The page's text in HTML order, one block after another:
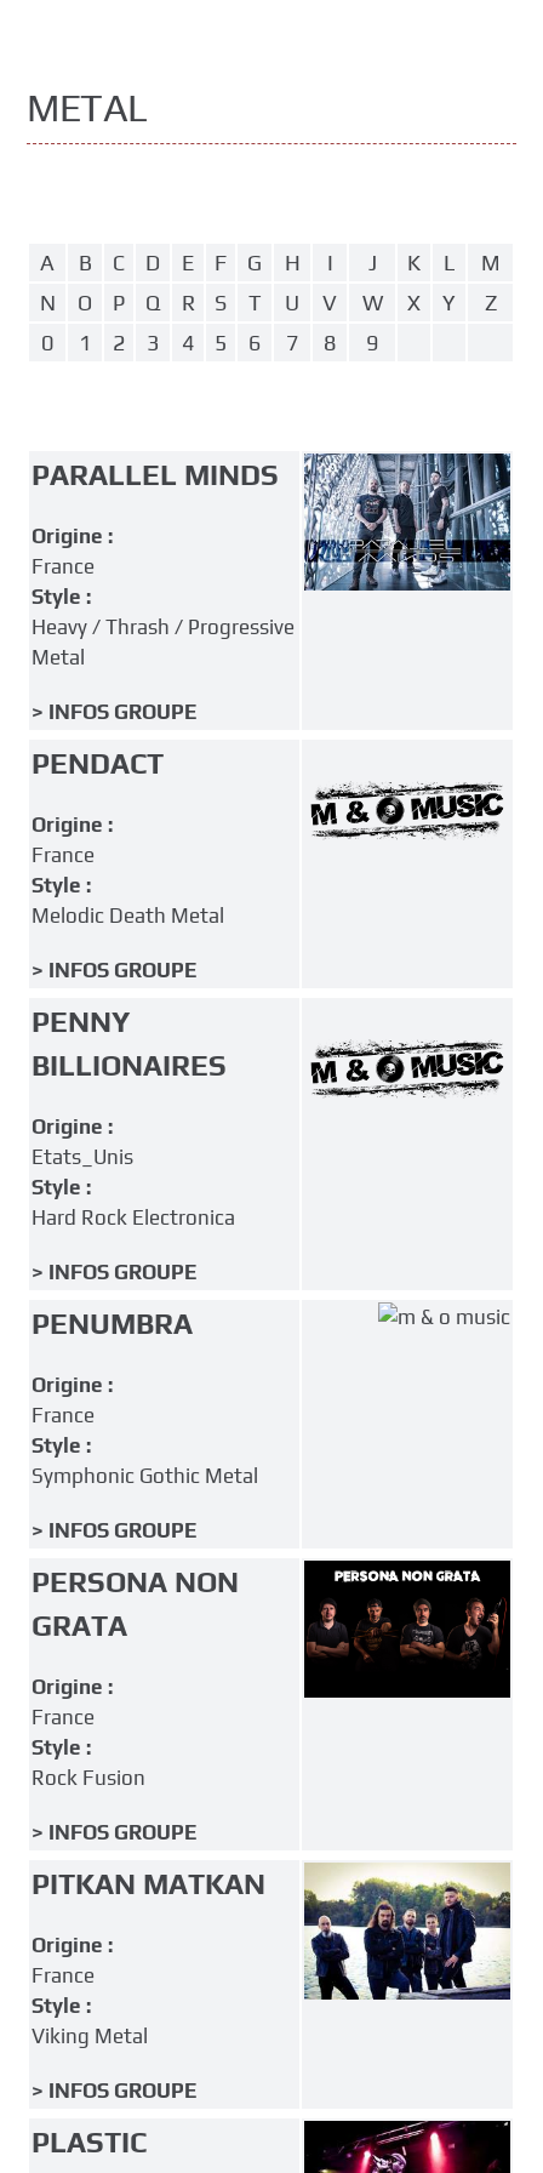
FACEBOOK
METAL
A B C D E F G H I J K L
M
N
O P Q R S T U V W X Y
Z
0
1 2 3 4 5 6 7 8 9
PARALLEL MINDS
Origine :
France
Style :
Heavy / Thrash / Progressive
Metal
> INFOS GROUPE
PENDACT
Origine :
France
Style :
Melodic Death Metal
> INFOS GROUPE
PENNY
BILLIONAIRES
Origine :
Etats_Unis
Style :
Hard Rock Electronica
> INFOS GROUPE
PENUMBRA
Origine :
France
Style :
Symphonic Gothic Metal
> INFOS GROUPE
PERSONA NON
GRATA
Origine :
France
Style :
Rock Fusion
> INFOS GROUPE
PITKAN MATKAN
Origine :
France
Style :
Viking Metal
> INFOS GROUPE
PLASTIC